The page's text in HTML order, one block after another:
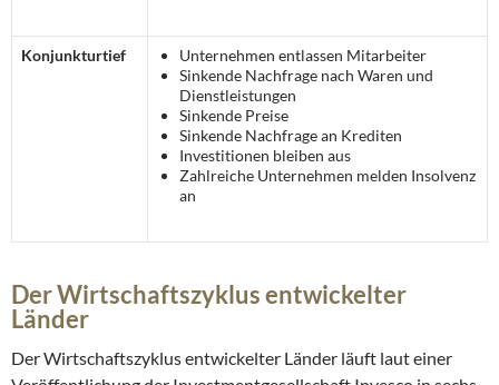
Konjunkturtief
Unternehmen entlassen Mitarbeiter
Sinkende Nachfrage nach Waren und
Dienstleistungen
Sinkende Preise
Sinkende Nachfrage an Krediten
Investitionen bleiben aus
Zahlreiche Unternehmen melden Insolvenz
an
Der Wirtschaftszyklus entwickelter
Länder
Der Wirtschaftszyklus entwickelter Länder läuft laut einer